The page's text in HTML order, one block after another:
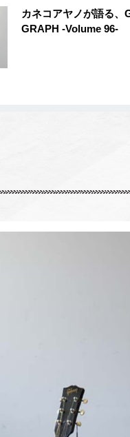
カネコアヤノが語る
GRAPH -Volume 96-